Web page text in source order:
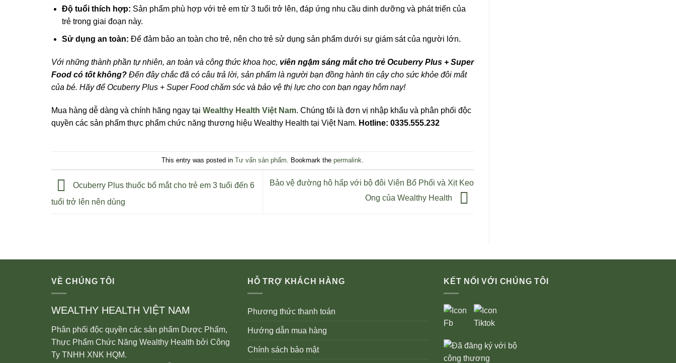
Độ tuổi thích hợp: Sản phẩm phù hợp với trẻ em từ 3 tuổi trở lên, đáp ứng nhu cầu dinh dưỡng và phát triển của
trẻ trong giai đoạn này.
Sử dụng an toàn: Để đảm bảo an toàn cho trẻ, nên cho trẻ sử dụng sản phẩm dưới sự giám sát của người lớn.
Với những thành phần tự nhiên, an toàn và công thức khoa học, viên ngậm sáng mắt cho trẻ Ocuberry Plus + Super
Food có tốt không? Đến đây chắc đã có câu trả lời, sản phẩm là người bạn đồng hành tin cậy cho sức khỏe đôi mắt
của bé. Hãy để Ocuberry Plus + Super Food chăm sóc và bảo vệ thị lực cho con bạn ngay hôm nay!
Mua hàng dễ dàng và chính hãng ngay tại Wealthy Health Việt Nam. Chúng tôi là đơn vị nhập khẩu và phân phối độc
quyền các sản phẩm thực phẩm chức năng thương hiệu Wealthy Health tại Việt Nam. Hotline: 0335.555.232
This entry was posted in Tư vấn sản phẩm . Bookmark the permalink
Ocuberry Plus thuốc bổ mắt cho trẻ em 3 tuổi đến 6
tuổi trở lên nên dùng
Bảo vệ đường hô hấp với bộ đôi Viên Bổ Phổi và Xịt Keo
Ong của Wealthy Health
VỀ CHÚNG TÔI
WEALTHY HEALTH VIỆT NAM
Phân phối độc quyền các sản phẩm Dược Phẩm,
Thực Phẩm Chức Năng Wealthy Health bởi Công
Ty TNHH XNK HQM.
HỖ TRỢ KHÁCH HÀNG
Phương thức thanh toán
Hướng dẫn mua hàng
Chính sách bảo mật
KẾT NỐI VỚI CHÚNG TÔI